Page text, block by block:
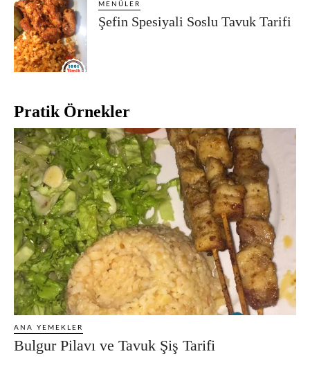
MENÜLER
Şefin Spesiyali Soslu Tavuk Tarifi
Pratik Örnekler
ANA YEMEKLER
Bulgur Pilavı ve Tavuk Şiş Tarifi